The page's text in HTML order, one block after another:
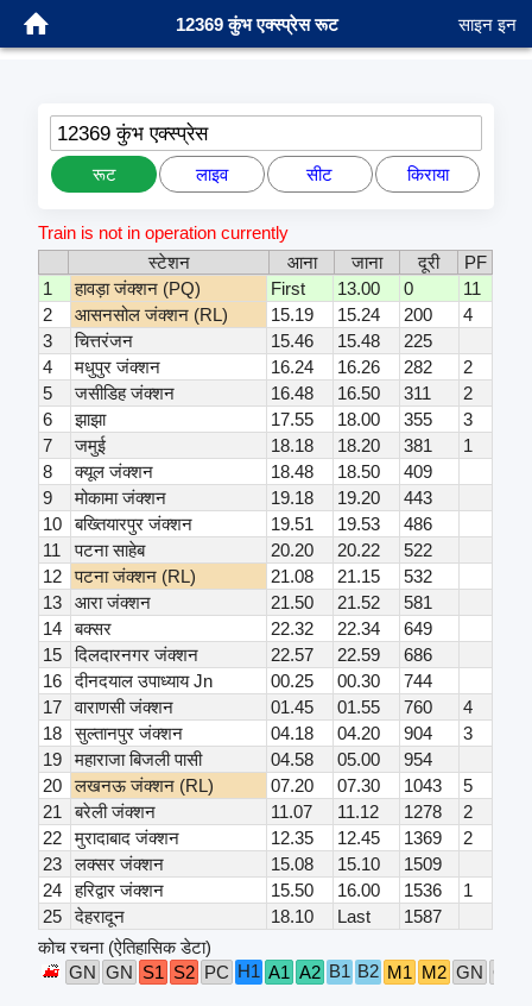
12369 कुंभ एक्स्प्रेस रूट साइन इन
12369 कुंभ एक्स्प्रेस
रूट लाइव सीट किराया
Train is not in operation currently
स्टेशन
आना जाना दूरी
PF
1
हावड़ा जंक्शन (PQ) First 13.00 0
11
2
आसनसोल जंक्शन (RL) 15.19 15.24 200
4
3
चित्तरंजन 15.46 15.48
225
4
मधुपुर जंक्शन 16.24 16.26 282
2
5
जसीडिह जंक्शन 16.48 16.50 311
2
6
झाझा 17.55 18.00 355
3
7
जमुई 18.18 18.20 381
1
8
क्यूल जंक्शन 18.48 18.50
409
9
मोकामा जंक्शन 19.18 19.20
443
10
बख्तियारपुर जंक्शन 19.51 19.53
486
11
पटना साहेब 20.20 20.22
522
12
पटना जंक्शन (RL) 21.08 21.15
532
13
आरा जंक्शन 21.50 21.52
581
14
बक्सर 22.32 22.34
649
15
दिलदारनगर जंक्शन 22.57 22.59
686
16
दीनदयाल उपाध्याय Jn 00.25 00.30
744
17
वाराणसी जंक्शन 01.45 01.55 760
4
18
सुल्तानपुर जंक्शन 04.18 04.20 904
3
19
महाराजा बिजली पासी 04.58 05.00
954
20
लखनऊ जंक्शन (RL) 07.20 07.30 1043
5
21
बरेली जंक्शन 11.07 11.12 1278
2
22
मुरादाबाद जंक्शन 12.35 12.45 1369
2
23
लक्सर जंक्शन 15.08 15.10
1509
24
हरिद्वार जंक्शन 15.50 16.00 1536
1
25
देहरादून 18.10 Last
1587
कोच रचना (ऐतिहासिक डेटा)
GN
GN S1 S2 PC H1 A1 A2 B1 B2 M1 M2 GN GN